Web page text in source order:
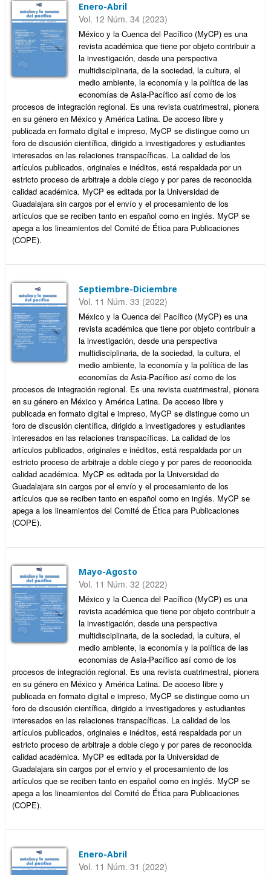
Enero-Abril
Vol. 12 Núm. 34 (2023)
México y la Cuenca del Pacífico (MyCP) es una
revista académica que tiene por objeto contribuir a
la investigación, desde una perspectiva
multidisciplinaria, de la sociedad, la cultura, el
medio ambiente, la economía y la política de las
economías de Asia-Pacífico así como de los
procesos de integración regional. Es una revista cuatrimestral, pionera
en su género en México y América Latina. De acceso libre y
publicada en formato digital e impreso, MyCP se distingue como un
foro de discusión científica, dirigido a investigadores y estudiantes
interesados en las relaciones transpacíficas. La calidad de los
artículos publicados, originales e inéditos, está respaldada por un
estricto proceso de arbitraje a doble ciego y por pares de reconocida
calidad académica. MyCP es editada por la Universidad de
Guadalajara sin cargos por el envío y el procesamiento de los
artículos que se reciben tanto en español como en inglés. MyCP se
apega a los lineamientos del Comité de Ética para Publicaciones
(COPE).
Septiembre-Diciembre
Vol. 11 Núm. 33 (2022)
México y la Cuenca del Pacífico (MyCP) es una
revista académica que tiene por objeto contribuir a
la investigación, desde una perspectiva
multidisciplinaria, de la sociedad, la cultura, el
medio ambiente, la economía y la política de las
economías de Asia-Pacífico así como de los
procesos de integración regional. Es una revista cuatrimestral, pionera
en su género en México y América Latina. De acceso libre y
publicada en formato digital e impreso, MyCP se distingue como un
foro de discusión científica, dirigido a investigadores y estudiantes
interesados en las relaciones transpacíficas. La calidad de los
artículos publicados, originales e inéditos, está respaldada por un
estricto proceso de arbitraje a doble ciego y por pares de reconocida
calidad académica. MyCP es editada por la Universidad de
Guadalajara sin cargos por el envío y el procesamiento de los
artículos que se reciben tanto en español como en inglés. MyCP se
apega a los lineamientos del Comité de Ética para Publicaciones
(COPE).
Mayo-Agosto
Vol. 11 Núm. 32 (2022)
México y la Cuenca del Pacífico (MyCP) es una
revista académica que tiene por objeto contribuir a
la investigación, desde una perspectiva
multidisciplinaria, de la sociedad, la cultura, el
medio ambiente, la economía y la política de las
economías de Asia-Pacífico así como de los
procesos de integración regional. Es una revista cuatrimestral, pionera
en su género en México y América Latina. De acceso libre y
publicada en formato digital e impreso, MyCP se distingue como un
foro de discusión científica, dirigido a investigadores y estudiantes
interesados en las relaciones transpacíficas. La calidad de los
artículos publicados, originales e inéditos, está respaldada por un
estricto proceso de arbitraje a doble ciego y por pares de reconocida
calidad académica. MyCP es editada por la Universidad de
Guadalajara sin cargos por el envío y el procesamiento de los
artículos que se reciben tanto en español como en inglés. MyCP se
apega a los lineamientos del Comité de Ética para Publicaciones
(COPE).
Enero-Abril
Vol. 11 Núm. 31 (2022)